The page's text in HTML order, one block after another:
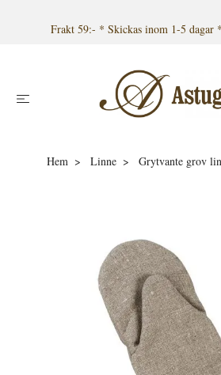
Frakt 59:- * Skickas inom 1-5 dagar
Hem Linne Grytvante grov